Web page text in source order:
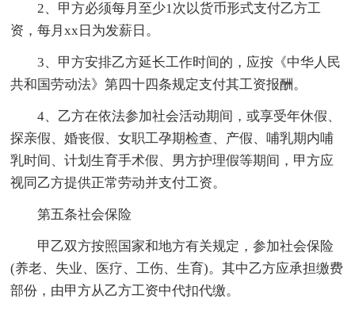
2、甲方必须每月至少1次以货币形式支付乙方工
资，每月xx日为发薪日。
3、甲方安排乙方延长工作时间的，应按《中华人民
共和国劳动法》第四十四条规定支付其工资报酬。
4、乙方在依法参加社会活动期间，或享受年休假、
探亲假、婚丧假、女职工孕期检查、产假、哺乳期内哺
乳时间、计划生育手术假、男方护理假等期间，甲方应
视同乙方提供正常劳动并支付工资。
第五条社会保险
甲乙双方按照国家和地方有关规定，参加社会保险
(养老、失业、医疗、工伤、生育)。其中乙方应承担缴费
部份，由甲方从乙方工资中代扣代缴。